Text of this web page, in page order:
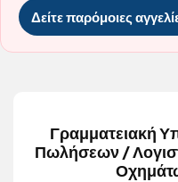
Δείτε παρόμοιες
Γραμματειακή
Πωλήσεων /